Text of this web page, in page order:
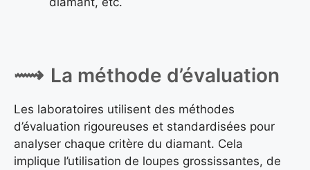
La méthode d’évaluation
Les laboratoires utilisent des méthodes
d’évaluation rigoureuses et standardisées pour
analyser chaque critère du diamant. Cela
implique l’utilisation de loupes grossissantes, de